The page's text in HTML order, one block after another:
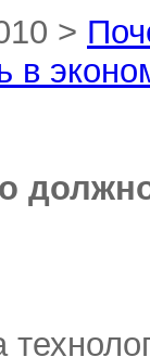
>
в